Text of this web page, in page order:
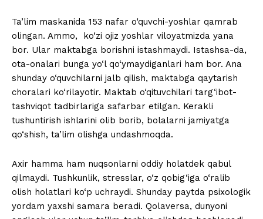
Ta’lim maskanida 153 nafar o‘quvchi-yoshlar qamrab
olingan. Ammo, ko‘zi ojiz yoshlar viloyatmizda yana
bor. Ular maktabga borishni istashmaydi. Istashsa-da,
ota-onalari bunga yo‘l qo‘ymaydiganlari ham bor. Ana
shunday o‘quvchilarni jalb qilish, maktabga qaytarish
choralari ko‘rilayotir. Maktab o‘qituvchilari targ‘ibot-
tashviqot tadbirlariga safarbar etilgan. Kerakli
tushuntirish ishlarini olib borib, bolalarni jamiyatga
qo‘shish, ta’lim olishga undashmoqda.
Axir hamma ham nuqsonlarni oddiy holatdek qabul
qilmaydi. Tushkunlik, stresslar, o‘z qobig‘iga o‘ralib
olish holatlari ko‘p uchraydi. Shunday paytda psixologik
yordam yaxshi samara beradi. Qolaversa, dunyoni